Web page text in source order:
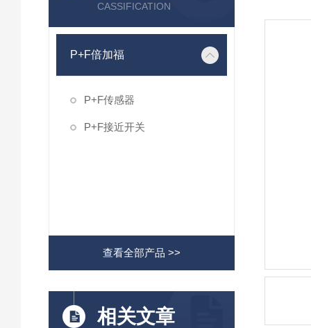
CASSIFICATION
P+F倍加福
P+F传感器
P+F接近开关
查看全部产品 >>
相关文章